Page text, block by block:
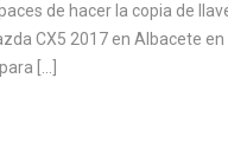
de hacer la copia de
CX5 2017 en Albacete en
[…]